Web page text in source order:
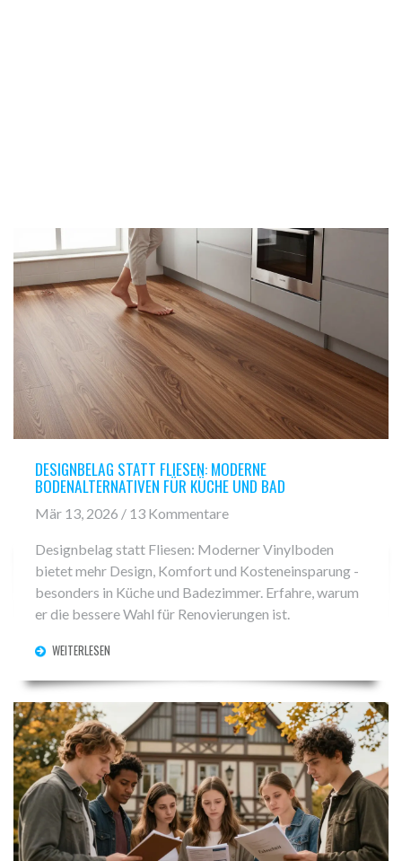
DESIGNBELAG STATT FLIESEN: MODERNE
BODENALTERNATIVEN FÜR KÜCHE UND BAD
Mär 13, 2026 / 13 Kommentare
Designbelag statt Fliesen: Moderner Vinylboden
bietet mehr Design, Komfort und Kosteneinsparung -
besonders in Küche und Badezimmer. Erfahre, warum
er die bessere Wahl für Renovierungen ist.
WEITERLESEN